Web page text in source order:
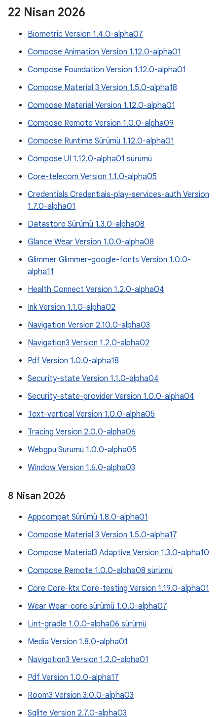
22 Nisan 2026
Biometric Version 1.4.0-alpha07
Compose Animation Version 1.12.0-alpha01
Compose Foundation Version 1.12.0-alpha01
Compose Material 3 Version 1.5.0-alpha18
Compose Material Version 1.12.0-alpha01
Compose Remote Version 1.0.0-alpha09
Compose Runtime Sürümü 1.12.0-alpha01
Compose UI 1.12.0-alpha01 sürümü
Core-telecom Version 1.1.0-alpha05
Credentials Credentials-play-services-auth Version
1.7.0-alpha01
Datastore Sürümü 1.3.0-alpha08
Glance Wear Version 1.0.0-alpha08
Glimmer Glimmer-google-fonts Version 1.0.0-
alpha11
Health Connect Version 1.2.0-alpha04
Ink Version 1.1.0-alpha02
Navigation Version 2.10.0-alpha03
Navigation3 Version 1.2.0-alpha02
Pdf Version 1.0.0-alpha18
Security-state Version 1.1.0-alpha04
Security-state-provider Version 1.0.0-alpha04
Text-vertical Version 1.0.0-alpha05
Tracing Version 2.0.0-alpha06
Webgpu Sürümü 1.0.0-alpha05
Window Version 1.6.0-alpha03
8 Nisan 2026
Appcompat Sürümü 1.8.0-alpha01
Compose Material 3 Version 1.5.0-alpha17
Compose Material3 Adaptive Version 1.3.0-alpha10
Compose Remote 1.0.0-alpha08 sürümü
Core Core-ktx Core-testing Version 1.19.0-alpha01
Wear Wear-core sürümü 1.0.0-alpha07
Lint-gradle 1.0.0-alpha06 sürümü
Media Version 1.8.0-alpha01
Navigation3 Version 1.2.0-alpha01
Pdf Version 1.0.0-alpha17
Room3 Version 3.0.0-alpha03
Sqlite Version 2.7.0-alpha03